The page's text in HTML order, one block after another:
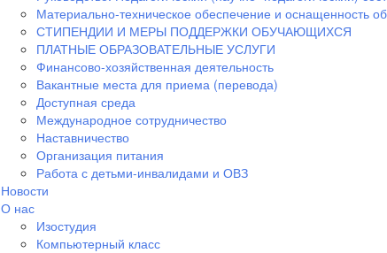
Материально-техническое обеспечение и оснащенность
СТИПЕНДИИ И МЕРЫ ПОДДЕРЖКИ ОБУЧАЮЩИХСЯ
ПЛАТНЫЕ ОБРАЗОВАТЕЛЬНЫЕ УСЛУГИ
Финансово-хозяйственная деятельность
Вакантные места для приема (перевода)
Доступная среда
Международное сотрудничество
Наставничество
Организация питания
Работа с детьми-инвалидами и ОВЗ
Новости
О нас
Изостудия
Компьютерный класс